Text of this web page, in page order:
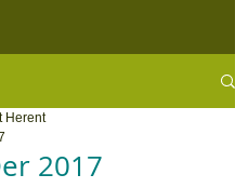
2017
Herent